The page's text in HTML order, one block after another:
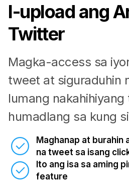
I-upload ang
Twitter
Magka-access sa
tweet at siguraduhin
lumang
humadlang sa kung
Maghanap at burahin
na tweet sa isang
Ito ang isa sa aming
feature